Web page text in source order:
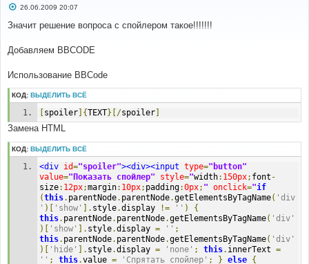
С
о
б
е
н
е
26.06.2009 20:07
Значит решение вопроса с спойлером такое!!!!!!!
Добавляем BBCODE
Использование BBCode
КОД: ВЫДЕЛИТЬ ВСЁ
spoiler ]{TEXT}[/spoiler
Замена HTML
КОД: ВЫДЕЛИТЬ ВСЁ
<div id="spoiler"><div><input type="button"
value="Показать спойлер" style="width: 150px; font -
size: 12px;margin: 10px; padding:0px; " onclick="if
(this. parentNode. parentNode.getElementsByTagName( 'div
' )[ 'show' ]. style.display != '' )
{
this. parentNode. parentNode.getElementsByTagName( 'div'
)[ 'show' ]. style.display = '' ;
this. parentNode. parentNode.getElementsByTagName( 'div'
)[ 'hide' ]. style.display = 'none' ; this. innerText =
'' ; this.value = 'Спрятать спойлер' ; } else {